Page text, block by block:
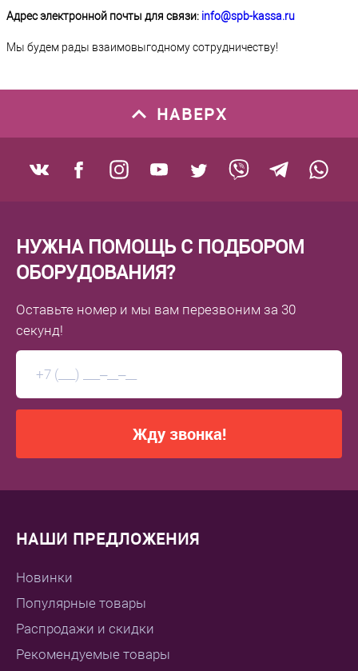
Адрес электронной почты для связи: info@spb-kassa.ru
Мы будем рады взаимовыгодному сотрудничеству!
НАВЕРХ
НУЖНА ПОМОЩЬ С ПОДБОРОМ
ОБОРУДОВАНИЯ?
Оставьте номер и мы вам перезвоним за 30
секунд!
Жду звонка!
НАШИ ПРЕДЛОЖЕНИЯ
Новинки
Популярные товары
Распродажи и скидки
Рекомендуемые товары